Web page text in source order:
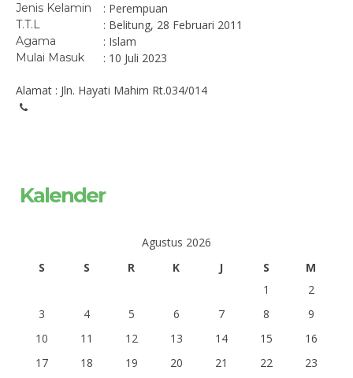
Jenis Kelamin : Perempuan
T.T.L : Belitung, 28 Februari 2011
Agama : Islam
Mulai Masuk : 10 Juli 2023
Alamat : Jln. Hayati Mahim Rt.034/014
Kalender
Agustus 2026
S
S R K J S
M
1
2
3
4 5 6 7 8
9
10
11 12 13 14 15
16
17
18 19 20 21 22
23